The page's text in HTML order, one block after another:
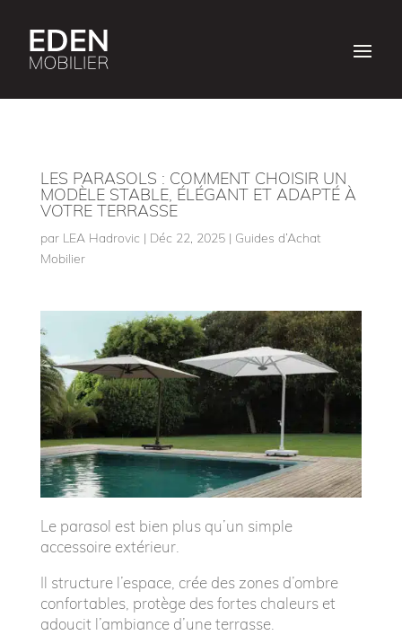
LES PARASOLS : COMMENT CHOISIR UN
MODÈLE STABLE, ÉLÉGANT ET ADAPTÉ À
VOTRE TERRASSE
par LEA Hadrovic | Déc 22, 2025| Guides d’Achat
Mobilier
Le parasol est bien plus qu’un simple
accessoire extérieur.
Il structure l’espace, crée des zones d’ombre
confortables, protège des fortes chaleurs et
adoucit l’ambiance d’une terrasse.